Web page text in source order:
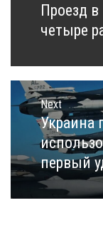
записям
Previous
post:
Проезд
четыре
Next
Next
post:
Украина
первый